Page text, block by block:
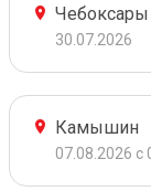
Чебоксары
30.07.2026
Камышин
07.08.2026 с